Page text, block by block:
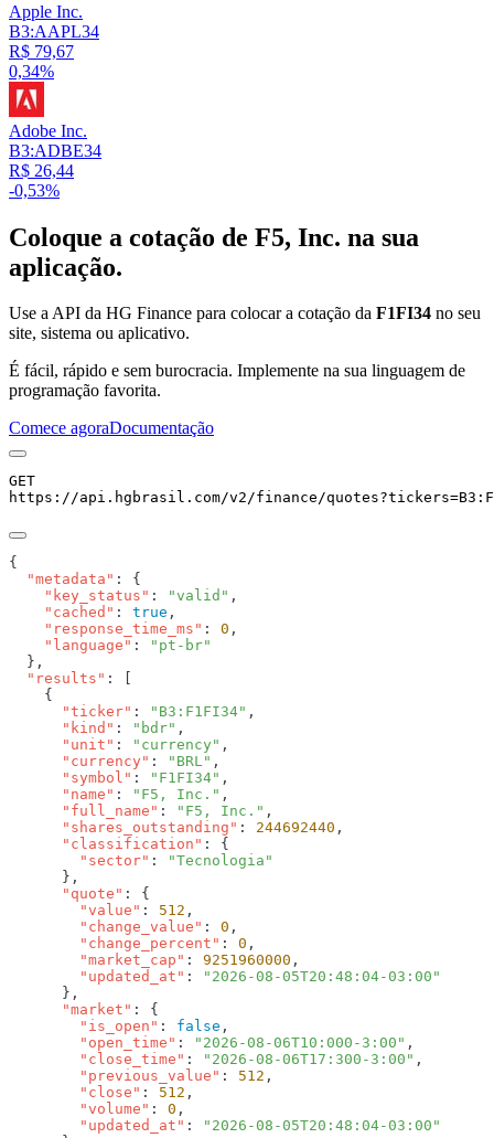
Apple Inc.
B3:AAPL34
R$ 79,67
0,34%
Adobe Inc.
B3:ADBE34
R$ 26,44
-0,53%
Coloque a cotação de F5, Inc. na sua
aplicação.
Use a API da HG Finance para colocar a cotação da F1FI34 no seu
site, sistema ou aplicativo.
É fácil, rápido e sem burocracia. Implemente na sua linguagem de
programação favorita.
Comece agoraDocumentação
GET
https://api.hgbrasil.com/v2/finance/quotes?tickers=
  "metadata"
    "key_status"
: "valid"
    "cached"
: true
    "response_time_ms"
: 0
    "language"
:
  "results"
      "ticker"
: "B3:F1FI34"
      "kind"
: "bdr"
      "unit"
: "currency"
      "currency"
: "BRL"
      "symbol"
: "F1FI34"
      "name"
: "F5, Inc."
      "full_name"
: "F5, Inc."
      "shares_outstanding"
: 244692440
      "classification"
        "sector"
:
      "quote"
        "value"
: 512
        "change_value"
: 0
        "change_percent"
: 0
        "market_cap"
: 9251960000
        "updated_at"
:
      "market"
        "is_open"
: false
        "open_time"
: "2026-08-06T10:000-3:00"
        "close_time"
: "2026-08-06T17:300-3:00"
        "previous_value"
: 512
        "close"
: 512
        "volume"
: 0
        "updated_at"
: